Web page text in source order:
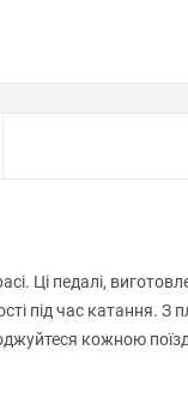
Ці педалі,
під час катання.
кожною